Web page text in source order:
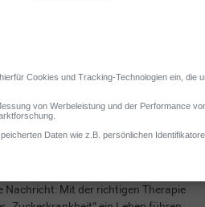
Diabetes… Doch auch Typ-2-Diabetes
Mit der richtigen Therapie